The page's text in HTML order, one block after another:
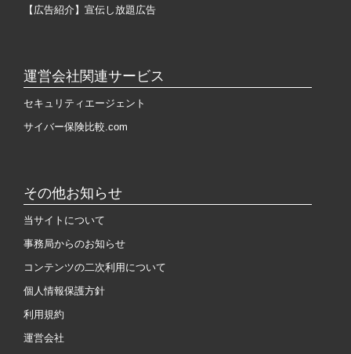
【広告紹介】宣伝し放題広告
運営会社関連サービス
セキュリティエージェント
サイバー保険比較.com
その他お知らせ
当サイトについて
事務局からのお知らせ
コンテンツの二次利用について
個人情報保護方針
利用規約
運営会社